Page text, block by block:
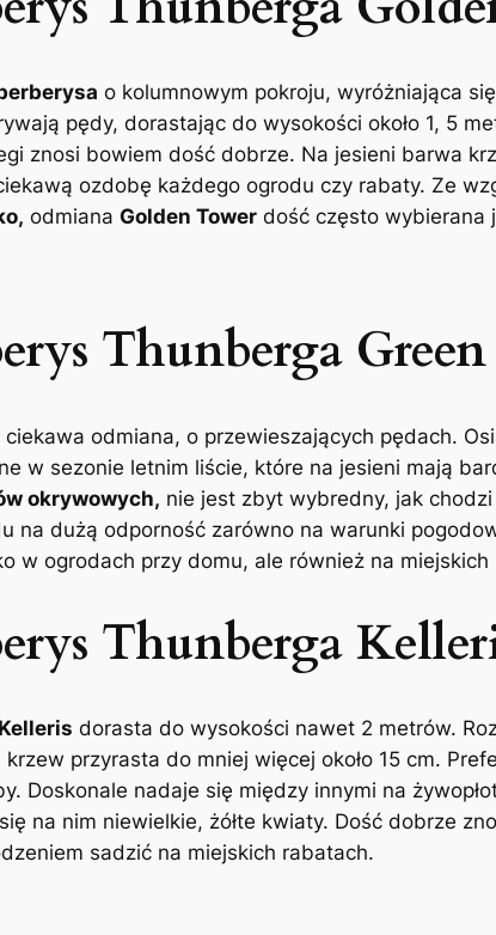
o kolumnowym pokroju, wyróżniająca
pędy, dorastając do wysokości około 1, 5
znosi bowiem dość dobrze. Na jesieni barwa
ozdobę każdego ogrodu czy rabaty. Ze
odmiana Golden Tower dość często wybierana
Thunberga
odmiana, o przewieszających pędach.
w sezonie letnim liście, które na jesieni mają
okrywowych, nie jest zbyt wybredny, jak
na dużą odporność zarówno na warunki
w ogrodach przy domu, ale również na miejskich
Thunberga
dorasta do wysokości nawet 2 metrów.
krzew przyrasta do mniej więcej około 15 cm.
Doskonale nadaje się między innymi na
na nim niewielkie, żółte kwiaty. Dość dobrze
sadzić na miejskich rabatach.